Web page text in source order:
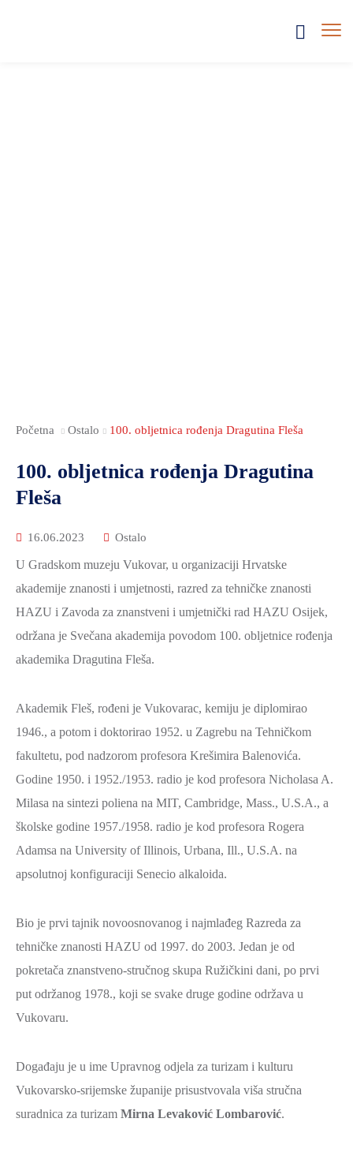
Početna Ostalo 100. obljetnica rođenja Dragutina Fleša
100. obljetnica rođenja Dragutina
Fleša
16.06.2023 Ostalo
U Gradskom muzeju Vukovar, u organizaciji Hrvatske
akademije znanosti i umjetnosti, razred za tehničke znanosti
HAZU i Zavoda za znanstveni i umjetnički rad HAZU Osijek,
održana je Svečana akademija povodom 100. obljetnice rođenja
akademika Dragutina Fleša.
Akademik Fleš, rođeni je Vukovarac, kemiju je diplomirao
1946., a potom i doktorirao 1952. u Zagrebu na Tehničkom
fakultetu, pod nadzorom profesora Krešimira Balenovića.
Godine 1950. i 1952./1953. radio je kod profesora Nicholasa A.
Milasa na sintezi poliena na MIT, Cambridge, Mass., U.S.A., a
školske godine 1957./1958. radio je kod profesora Rogera
Adamsa na University of Illinois, Urbana, Ill., U.S.A. na
apsolutnoj konfiguraciji Senecio alkaloida.
Bio je prvi tajnik novoosnovanog i najmlađeg Razreda za
tehničke znanosti HAZU od 1997. do 2003. Jedan je od
pokretača znanstveno-stručnog skupa Ružičkini dani, po prvi
put održanog 1978., koji se svake druge godine održava u
Vukovaru.
Događaju je u ime Upravnog odjela za turizam i kulturu
Vukovarsko-srijemske županije prisustvovala viša stručna
suradnica za turizam Mirna Levaković Lombarović.